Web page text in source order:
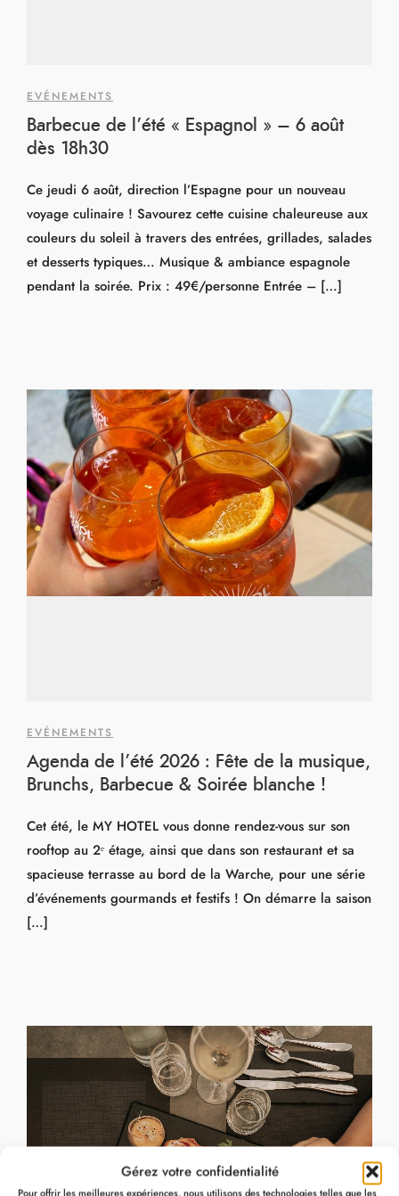
Gérez votre confidentialité
Pour offrir les meilleures expériences, nous utilisons des technologies telles que les
EVÉNEMENTS
Barbecue de l’été « Espagnol » – 6 août
dès 18h30
Ce jeudi 6 août, direction l’Espagne pour un nouveau
voyage culinaire ! Savourez cette cuisine chaleureuse aux
couleurs du soleil à travers des entrées, grillades, salades
et desserts typiques… Musique & ambiance espagnole
pendant la soirée. Prix : 49€/personne Entrée – […]
EVÉNEMENTS
Agenda de l’été 2026 : Fête de la musique,
Brunchs, Barbecue & Soirée blanche !
Cet été, le MY HOTEL vous donne rendez-vous sur son
rooftop au 2ᵉ étage, ainsi que dans son restaurant et sa
spacieuse terrasse au bord de la Warche, pour une série
d’événements gourmands et festifs ! On démarre la saison
[…]